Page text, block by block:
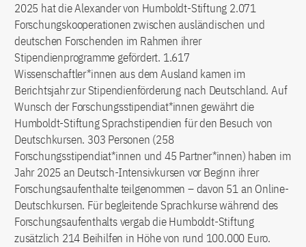
2025 hat die Alexander von Humboldt-Stiftung 2.071
Forschungskooperationen zwischen ausländischen und
deutschen Forschenden im Rahmen ihrer
Stipendienprogramme gefördert. 1.617
Wissenschaftler*innen aus dem Ausland kamen im
Berichtsjahr zur Stipendienförderung nach Deutschland. Auf
Wunsch der Forschungsstipendiat*innen gewährt die
Humboldt-Stiftung Sprachstipendien für den Besuch von
Deutschkursen. 303 Personen (258
Forschungsstipendiat*innen und 45 Partner*innen) haben im
Jahr 2025 an Deutsch-Intensivkursen vor Beginn ihrer
Forschungsaufenthalte teilgenommen – davon 51 an Online-
Deutschkursen. Für begleitende Sprachkurse während des
Forschungsaufenthalts vergab die Humboldt-Stiftung
zusätzlich 214 Beihilfen in Höhe von rund 100.000 Euro.